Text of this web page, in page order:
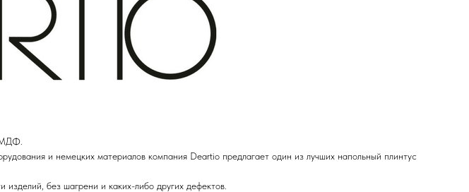
МДФ.
и немецких материалов компания Deartio предлагает один из лучших напольный плинтус
без шагрени и каких-либо других дефектов.